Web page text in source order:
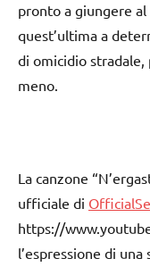
pronto a giungere
quest’ultima a
di omicidio
meno.
La canzone “
ufficiale di
https://
l’espressione di